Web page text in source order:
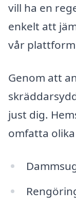
vill ha en
enkelt att
vår
Genom att
just dig.
omfatta